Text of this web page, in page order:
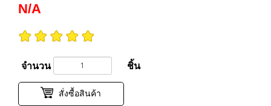
N/A
จำนวน ชิ้น
สั่งซื้อสินค้า